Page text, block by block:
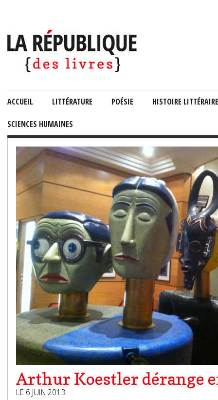
ACCUEIL LITTÉRATURE POÉSIE HISTOIRE LITTÉRAIRE
SCIENCES HUMAINES
Arthur Koestler dérange
LE 6 JUIN 2013